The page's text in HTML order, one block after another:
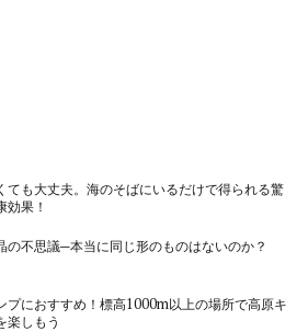
ても大丈夫。海のそばにいるだけで得られる驚
効果！
の不思議─本当に同じ形のものはないのか？
プにおすすめ！標高1000m以上の場所で高原キ
楽しもう